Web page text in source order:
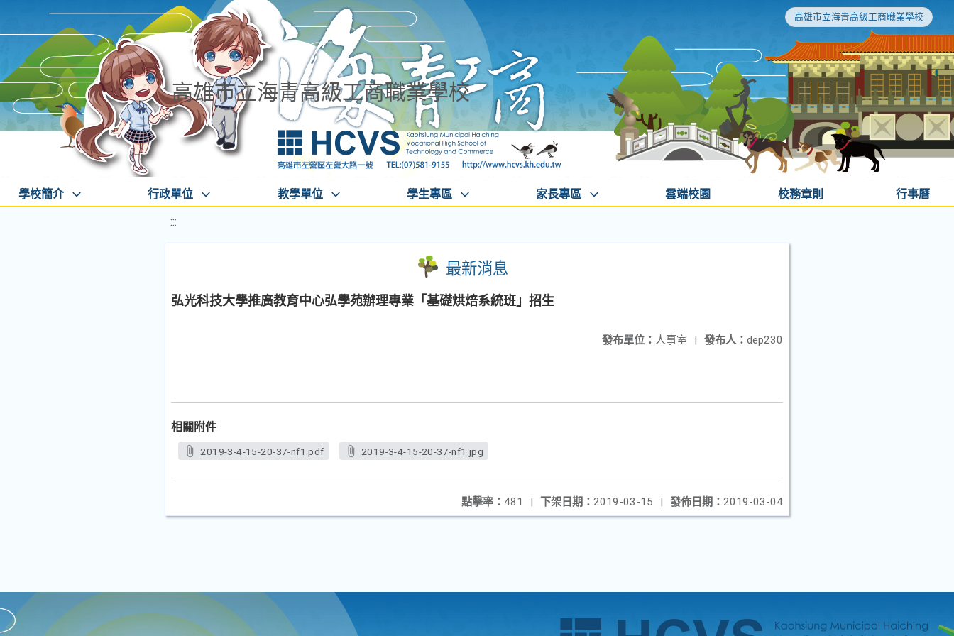
高雄市立海青高級工商職業學校
高雄市立海青高級工商職業學校
學校簡介 行政單位 教學單位 學生專區 家長專區 雲端校園 校務章則 行事曆
:::
最新消息
弘光科技大學推廣教育中心弘學苑辦理專業「基礎烘焙系統班」招生
發布人： dep230
發布單位： 人事室 |
相關附件
2019-3-4-15-20-37-nf1.pdf 2019-3-4-15-20-37-nf1.jpg
發佈日期： 2019-03-04
下架日期： 2019-03-15 |
點擊率： 481 |